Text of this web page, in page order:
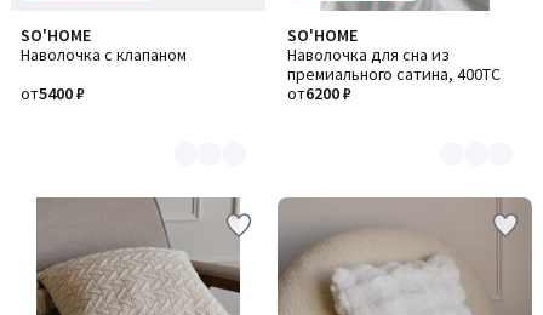
SO'HOME
Наволочка с клапаном
от5400 ₽
Количество
цветов:
SO'HOME
Наволочка для сна из
премиального сатина, 400TC
от6200 ₽
Количество
цветов:
2